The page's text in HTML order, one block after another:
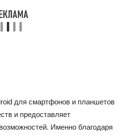
для смартфонов и планшетов
и предоставляет
Именно благодаря